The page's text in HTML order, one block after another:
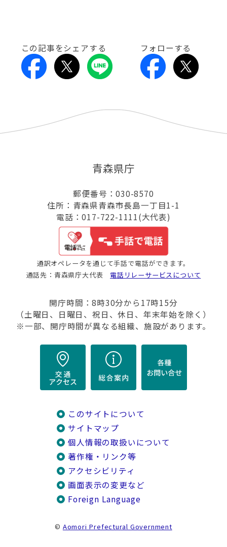
この記事をシェアする フォローする
青森県庁
郵便番号：030-8570
住所：青森県青森市長島一丁目1-1
電話：017-722-1111(大代表)
通訳オペレータを通じて手話で電話ができます。
通話先：青森県庁大代表 電話リレーサービスについて
開庁時間：8時30分から17時15分
（土曜日、日曜日、祝日、休日、年末年始を除く）
※一部、開庁時間が異なる組織、施設があります。
このサイトについて
サイトマップ
個人情報の取扱いについて
著作権・リンク等
アクセシビリティ
画面表示の変更など
Foreign Language
© Aomori Prefectural Government